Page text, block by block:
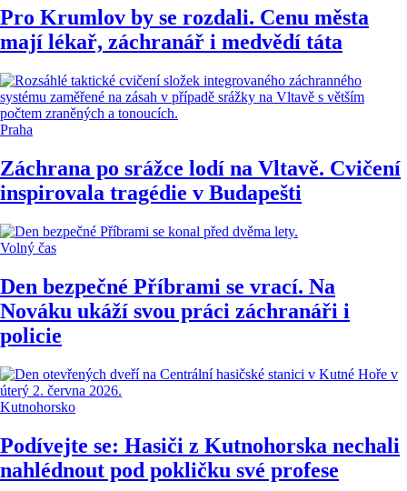
Pro Krumlov by se rozdali. Cenu města
mají lékař, záchranář i medvědí táta
Praha
Záchrana po srážce lodí na Vltavě. Cvičení
inspirovala tragédie v Budapešti
Volný čas
Den bezpečné Příbrami se vrací. Na
Nováku ukáží svou práci záchranáři i
policie
Kutnohorsko
Podívejte se: Hasiči z Kutnohorska nechali
nahlédnout pod pokličku své profese